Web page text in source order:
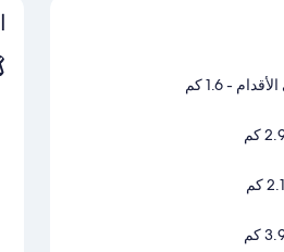
- 1.6 كم